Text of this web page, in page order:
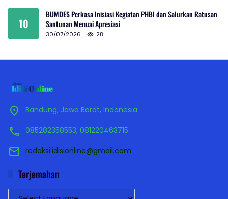
10
BUMDES Perkasa Inisiasi Kegiatan PHBI dan Salurkan Ratusan
Santunan Menuai Apresiasi
30/07/2026 28
Bandung, Jawa Barat, Indonesia
085282358553; 081220463715
redaksi.idisionline@gmail.com
Terjemahan